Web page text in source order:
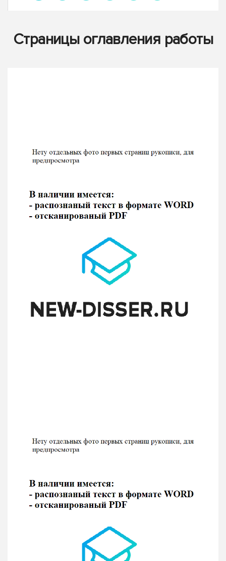
Страницы оглавления работы